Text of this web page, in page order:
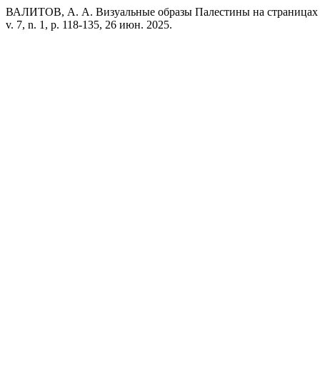
ВАЛИТОВ, А. А. Визуальные образы Палестины на страницах
v. 7, n. 1, p. 118-135, 26 июн. 2025.